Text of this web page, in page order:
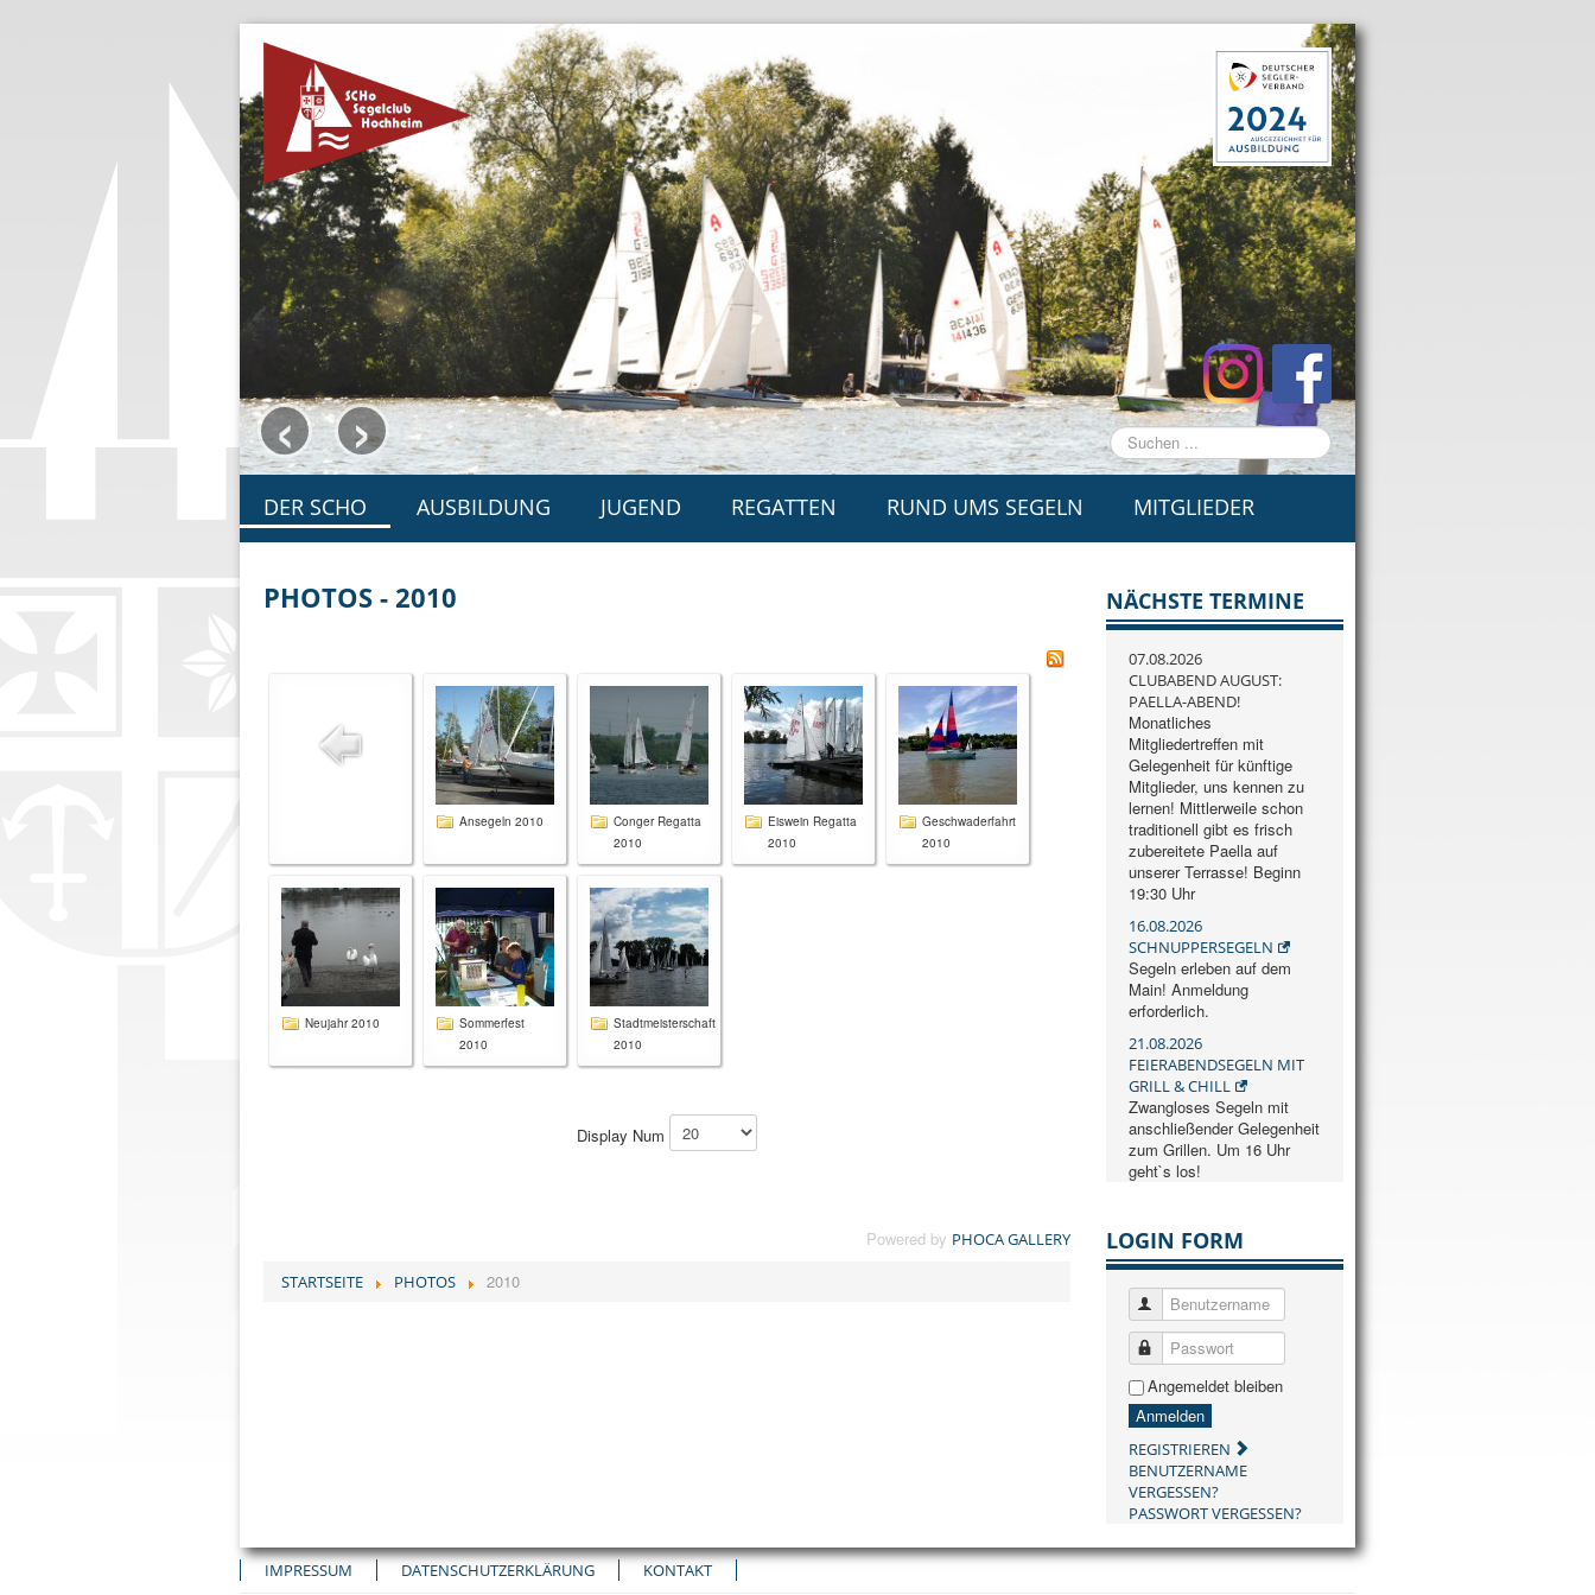
‹ ›
Suchen
...
DER SCHO AUSBILDUNG JUGEND REGATTEN RUND UMS SEGELN MITGLIEDER
PHOTOS - 2010
Ansegeln 2010
Conger Regatta
2010
Eiswein Regatta
2010
Geschwaderfahrt
2010
Neujahr 2010
Sommerfest
2010
Stadtmeisterschaft
2010
Display Num
Powered by PHOCA GALLERY
STARTSEITE
PHOTOS 2010
NÄCHSTE TERMINE
07.08.2026
CLUBABEND AUGUST:
PAELLA-ABEND!
Monatliches
Mitgliedertreffen mit
Gelegenheit für künftige
Mitglieder, uns kennen zu
lernen! Mittlerweile schon
traditionell gibt es frisch
zubereitete Paella auf
unserer Terrasse! Beginn
19:30 Uhr
16.08.2026
SCHNUPPERSEGELN
Segeln erleben auf dem
Main! Anmeldung
erforderlich.
21.08.2026
FEIERABENDSEGELN MIT
GRILL & CHILL
Zwangloses Segeln mit
anschließender Gelegenheit
zum Grillen. Um 16 Uhr
geht`s los!
LOGIN FORM
Benutzername
Passwort
Angemeldet bleiben
Anmelden
REGISTRIEREN
BENUTZERNAME
VERGESSEN?
PASSWORT VERGESSEN?
IMPRESSUM DATENSCHUTZERKLÄRUNG KONTAKT